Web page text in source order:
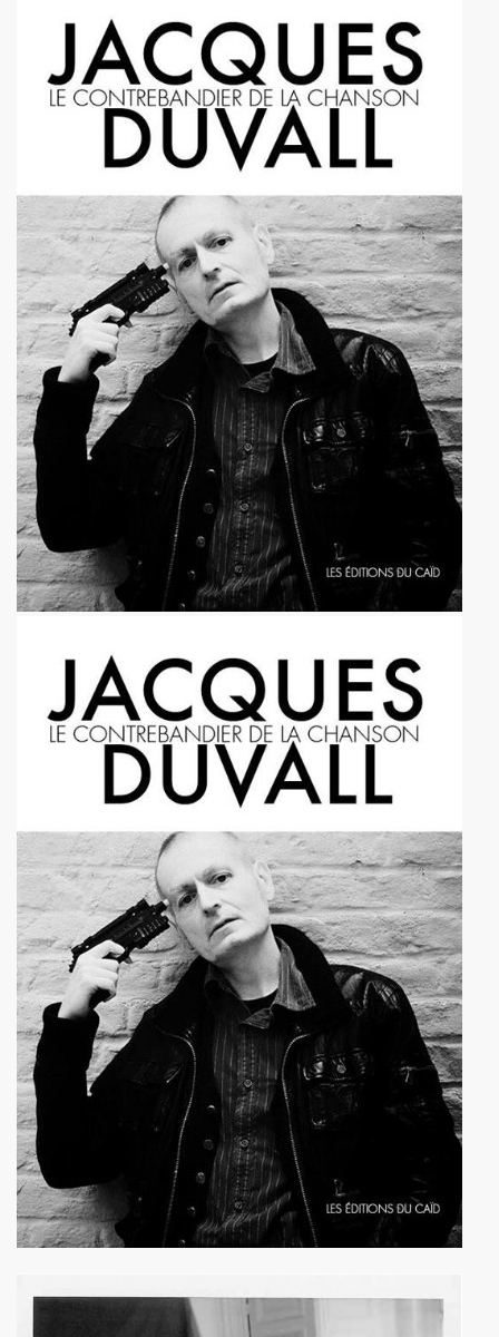
(2025) d'YZOULA : chronique detaillee.
"AJASPHERE" le 15 mai 2025 au Badaboum (Paris) :
ET LE DRAGON ALL STARS + CATASTROPHE
ADRIAN, concert litteraire "Hotel Roma" le 4 avril
THOURY, concerts "MONOMANIAQUES" en power
2024" le 21 mars 2025 a La Cigale (Paris) : chronique
(2024) de VIKTOR HUGANET : chronique detaillee.
DAUGA : chronique detaillee.
+ LES ROYAL FLUSH le 22 juin 2024 a La
au Tamanoir de Gennevilliers, a Fontenay-sous-
le 23 novembre 2024 a la Boule noire (Paris) :
en tete daffiche "AJASPHERE vol. II" le 18 novembre
avec seance de dedicaces de MARLON
THOURY en power rock n roll trio le 4 octobre 2024 a
conference de PATRICK "Ki-ox" CARDE (guitariste
"AJASPHERE vol. II" le 6 septembre 2024 a la
belle") et LEONARD LASRY ("Le grand danger de
"AJASPHERE VOL. II" les 6 et 27 avril 2024 + le 5 juin
Z. KAN : chronique par PATRICK EUDELINE dans
Jean Nakache, Jerome Lambert, Patrice Brochery et
de la raya" (2024) : chronique detaillee.
en 1996 de l album "MARIE FRANCE" (paru en 1997)
par la journaliste ALIAS dans "Presto".
BIJOU (Vincent Palmer, Philippe Dauga, Dynamite Yan,
du "Aseptise Tour") + IZAE, le 6 juin 2024 au Casino
le 9 mars 2024 a la Boule noire (Paris) : compte
mort)" le 17 mars 2024 au New Morning +